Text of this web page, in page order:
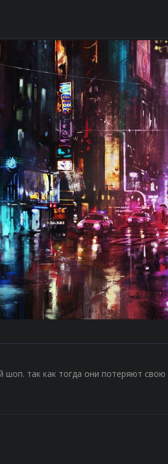
так как тогда они потеряют